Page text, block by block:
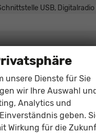
USB,
mit Lenkradkontrolle,
Abstandstempomat
unsere Dienste für Sie
wir Ihre Auswahl
Analytics und
geben.
Wirkung für die